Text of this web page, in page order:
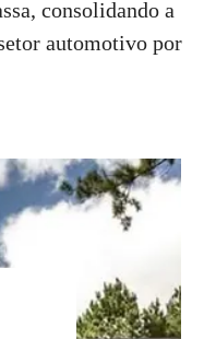
consolidando a
automotivo por